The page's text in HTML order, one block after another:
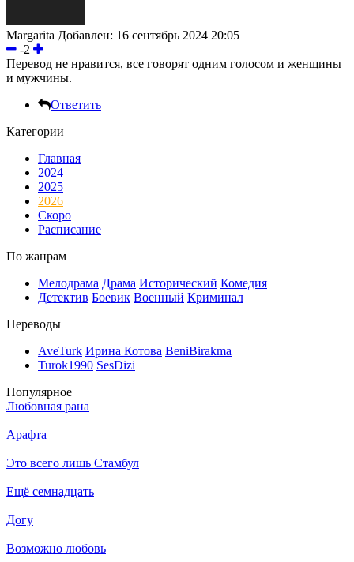
Margarita Добавлен: 16 сентябрь 2024 20:05
-2
Перевод не нравится, все говорят одним голосом и женщины
и мужчины.
Ответить
Категории
Главная
2024
2025
2026
Скоро
Расписание
По жанрам
Мелодрама Драма Исторический Комедия
Детектив Боевик Военный Криминал
Переводы
AveTurk Ирина Котова BeniBirakma
Turok1990 SesDizi
Популярное
Любовная рана
Арафта
Это всего лишь Стамбул
Ещё семнадцать
Догу
Возможно любовь